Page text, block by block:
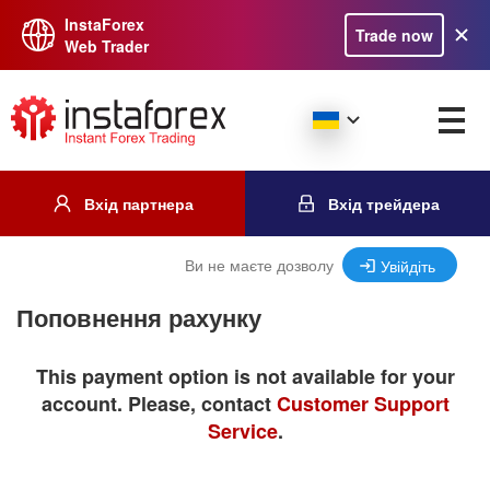
InstaForex
Web Trader
Trade now
Вхід партнера Вхід трейдера
Ви не маєте дозволу Увійдіть
Поповнення рахунку
This payment option is not available for your
account. Please, contactCustomer Support
Service.